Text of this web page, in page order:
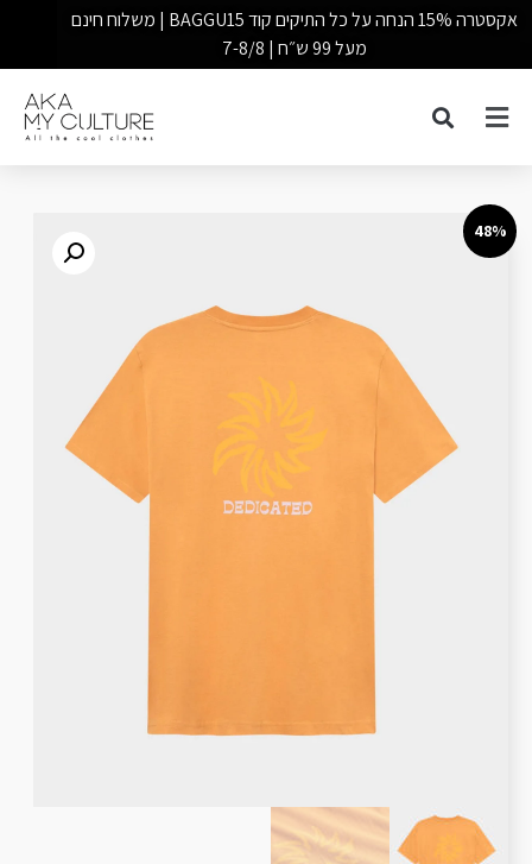
אקסטרה 15% הנחה על כל התיקים קוד BAGGU15 | משלוח חינם
מעל 99 ש״ח | 7-8/8
48%